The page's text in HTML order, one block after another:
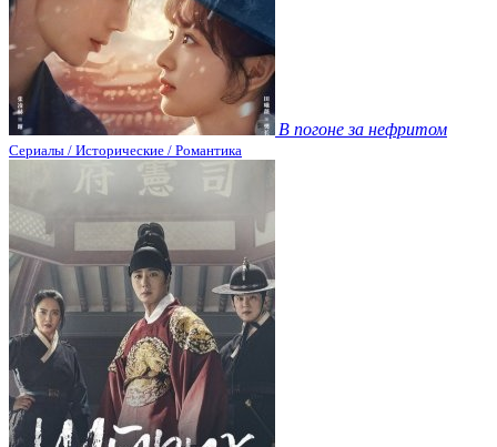
В погоне за нефритом
Сериалы / Исторические / Романтика